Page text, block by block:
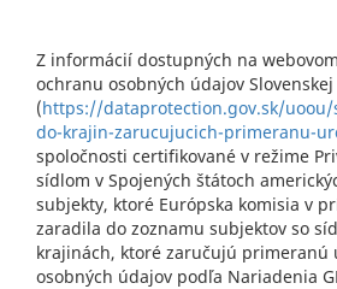
Z informácií dostupných na
ochranu osobných údajov
(https://dataprotection.gov.sk/
do-krajin-zarucujucich-primeranu-
spoločnosti certifikované v režime
sídlom v Spojených štátoch
subjekty, ktoré Európska komisia v
zaradila do zoznamu subjektov so
krajinách, ktoré zaručujú primeranú
osobných údajov podľa Nariadenia